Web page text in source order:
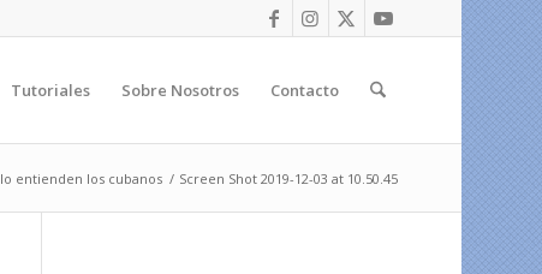
Tutoriales Sobre Nosotros Contacto
entienden los cubanos / Screen Shot 2019-12-03 at 10.50.45